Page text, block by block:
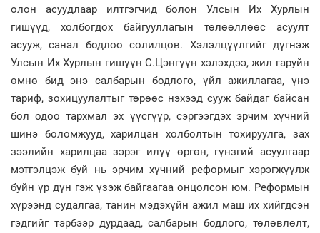
олон асуудлаар илтгэгчид болон Улсын Их Хурлын
гишүүд, холбогдох байгууллагын төлөөллөөс асуулт
асууж, санал бодлоо солилцов. Хэлэлцүүлгийг дүгнэж
Улсын Их Хурлын гишүүн С.Цэнгүүн хэлэхдээ, жил гаруйн
өмнө бид энэ салбарын бодлого, үйл ажиллагаа, үнэ
тариф, зохицуулалтыг төрөөс нэхээд сууж байдаг байсан
бол одоо тархмал эх үүсгүүр, сэргээгдэх эрчим хүчний
шинэ боломжууд, харилцан холболтын тохируулга, зах
зээлийн харилцаа зэрэг илүү өргөн, гүнзгий асуулгаар
мэтгэлцэж буй нь эрчим хүчний реформыг хэрэгжүүлж
буйн үр дүн гэж үзэж байгаагаа онцолсон юм. Реформын
хүрээнд судалгаа, танин мэдэхүйн ажил маш их хийгдсэн
гэдгийг тэрбээр дурдаад, салбарын бодлого, төлөвлөлт,